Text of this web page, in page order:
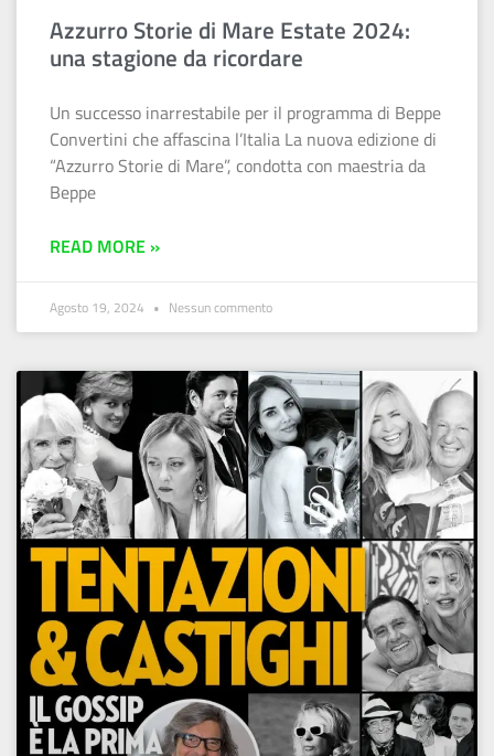
Azzurro Storie di Mare Estate 2024:
una stagione da ricordare
Un successo inarrestabile per il programma di Beppe
Convertini che affascina l’Italia La nuova edizione di
“Azzurro Storie di Mare”, condotta con maestria da
Beppe
READ MORE »
Agosto 19, 2024 Nessun commento